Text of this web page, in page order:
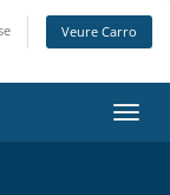
Veure Carro
la